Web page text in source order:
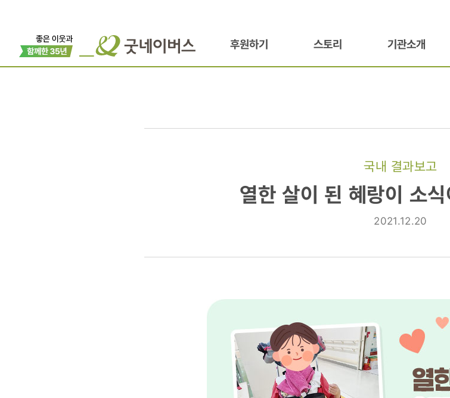
후원하기 스토리 기관소개
국내 결과보고
열한 살이 된 혜랑이 소
2021.12.20